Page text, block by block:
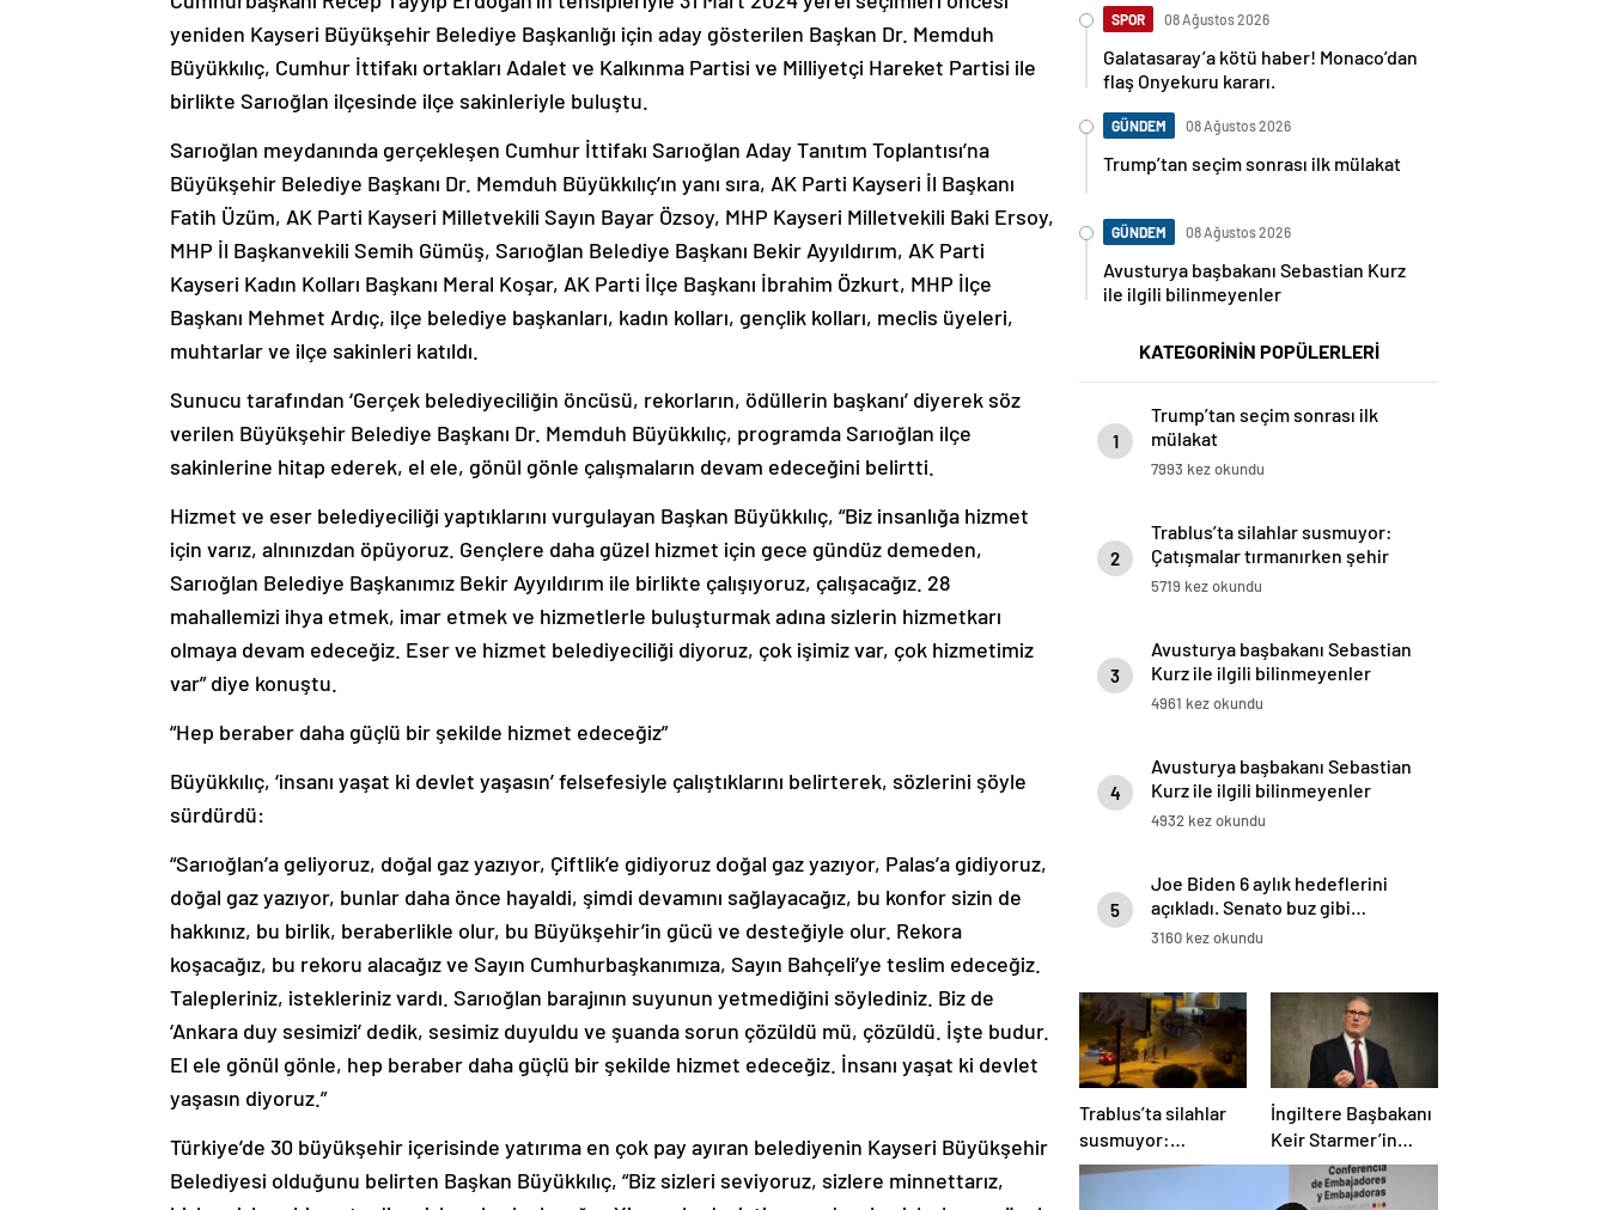
yeniden Kayseri Büyükşehir Belediye Başkanlığı için aday gösterilen Başkan Dr. Memduh
Büyükkılıç, Cumhur İttifakı ortakları Adalet ve Kalkınma Partisi ve Milliyetçi Hareket Partisi ile
birlikte Sarıoğlan ilçesinde ilçe sakinleriyle buluştu.
Büyükşehir Belediye Başkanı Dr. Memduh Büyükkılıç’ın yanı sıra, AK Parti Kayseri İl Başkanı
Fatih Üzüm, AK Parti Kayseri Milletvekili Sayın Bayar Özsoy, MHP Kayseri Milletvekili Baki Ersoy,
MHP İl Başkanvekili Semih Gümüş, Sarıoğlan Belediye Başkanı Bekir Ayyıldırım, AK Parti
Kayseri Kadın Kolları Başkanı Meral Koşar, AK Parti İlçe Başkanı İbrahim Özkurt, MHP İlçe
Başkanı Mehmet Ardıç, ilçe belediye başkanları, kadın kolları, gençlik kolları, meclis üyeleri,
muhtarlar ve ilçe sakinleri katıldı.
verilen Büyükşehir Belediye Başkanı Dr. Memduh Büyükkılıç, programda Sarıoğlan ilçe
sakinlerine hitap ederek, el ele, gönül gönle çalışmaların devam edeceğini belirtti.
için varız, alnınızdan öpüyoruz. Gençlere daha güzel hizmet için gece gündüz demeden,
Sarıoğlan Belediye Başkanımız Bekir Ayyıldırım ile birlikte çalışıyoruz, çalışacağız. 28
mahallemizi ihya etmek, imar etmek ve hizmetlerle buluşturmak adına sizlerin hizmetkarı
olmaya devam edeceğiz. Eser ve hizmet belediyeciliği diyoruz, çok işimiz var, çok hizmetimiz
var” diye konuştu.
sürdürdü:
doğal gaz yazıyor, bunlar daha önce hayaldi, şimdi devamını sağlayacağız, bu konfor sizin de
hakkınız, bu birlik, beraberlikle olur, bu Büyükşehir’in gücü ve desteğiyle olur. Rekora
koşacağız, bu rekoru alacağız ve Sayın Cumhurbaşkanımıza, Sayın Bahçeli’ye teslim edeceğiz.
Talepleriniz, istekleriniz vardı. Sarıoğlan barajının suyunun yetmediğini söylediniz. Biz de
‘Ankara duy sesimizi’ dedik, sesimiz duyuldu ve şuanda sorun çözüldü mü, çözüldü. İşte budur.
El ele gönül gönle, hep beraber daha güçlü bir şekilde hizmet edeceğiz. İnsanı yaşat ki devlet
yaşasın diyoruz.”
Belediyesi olduğunu belirten Başkan Büyükkılıç, “Biz sizleri seviyoruz, sizlere minnettarız,
bizler sizlere hizmet edip, sizlere layık olacağız. Yine sahada, istişare ederek, sizlerle en güzel
Galatasaray’a kötü haber! Monaco’dan
flaş Onyekuru kararı.
Trump’tan seçim sonrası ilk mülakat
Avusturya başbakanı Sebastian Kurz
ile ilgili bilinmeyenler
1
mülakat
7993 kez okundu
2
Çatışmalar tırmanırken şehir
alarmda
5719 kez okundu
3
Kurz ile ilgili bilinmeyenler
4961 kez okundu
4
Kurz ile ilgili bilinmeyenler
4932 kez okundu
5
açıkladı. Senato buz gibi…
3160 kez okundu
Trablus’ta silahlar
susmuyor:
Çatışmalar
tırmanırken şehir
İngiltere Başbakanı
Keir Starmer’in
evinde yangın çıktı